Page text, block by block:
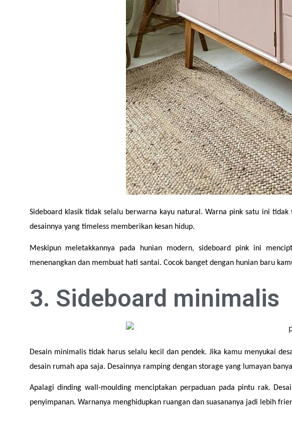
Sideboard klasik tidak selalu berwarna kayu natural. Warna pink satu ini
desainnya yang timeless memberikan kesan hidup.
Meskipun meletakkannya pada hunian modern, sideboard pink ini
menenangkan dan membuat hati santai. Cocok banget dengan hunian baru
3. Sideboard minimalis
Desain minimalis tidak harus selalu kecil dan pendek. Jika kamu menyukai
desain rumah apa saja. Desainnya ramping dengan storage yang lumayan
Apalagi dinding wall-moulding menciptakan perpaduan pada pintu rak.
penyimpanan. Warnanya menghidupkan ruangan dan suasananya jadi lebih